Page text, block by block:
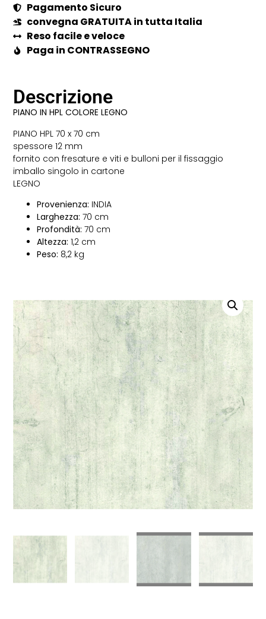
Pagamento Sicuro
convegna GRATUITA in tutta Italia
Reso facile e veloce
Paga in CONTRASSEGNO
Descrizione
PIANO IN HPL COLORE LEGNO
PIANO HPL 70 x 70 cm
spessore 12 mm
fornito con fresature e viti e bulloni per il fissaggio
imballo singolo in cartone
LEGNO
Provenienza: INDIA
Larghezza: 70 cm
Profondità: 70 cm
Altezza: 1,2 cm
Peso: 8,2 kg